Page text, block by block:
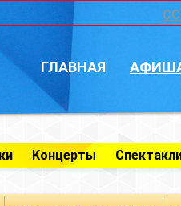
ГЛАВНАЯ
Концерты